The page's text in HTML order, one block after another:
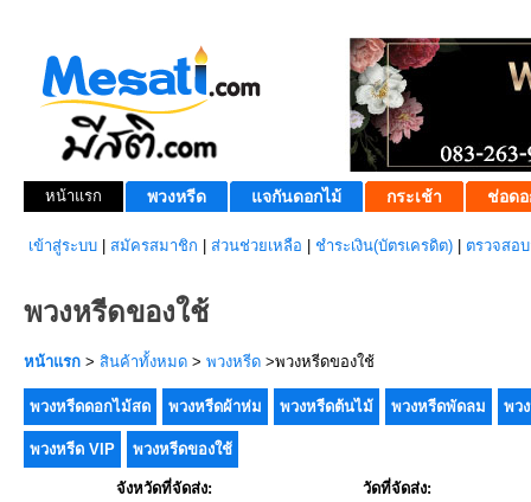
หน้าแรก พวงหรีด แจกันดอกไม้ กระเช้า ช่อดอ
เข้าสู่ระบบ สมัครสมาชิก ส่วนช่วยเหลือ ชำระเงิน(บัตรเครดิต) ตรวจสอ
พวงหรีดของใช้
หน้าแรก > สินค้าทั้งหมด > พวงหรีด >พวงหรีดของใช้
พวงหรีดดอกไม้สด พวงหรีดผ้าห่ม พวงหรีดต้นไม้ พวงหรีดพัดลม พว
พวงหรีด VIP พวงหรีดของใช้
จังหวัดที่จัดส่ง: วัดที่จัดส่ง: